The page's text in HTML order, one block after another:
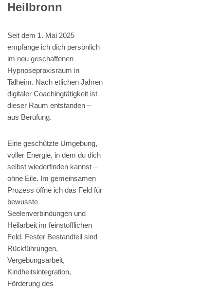
Heilbronn
Seit dem 1. Mai 2025
empfange ich dich persönlich
im neu geschaffenen
Hypnosepraxisraum in
Talheim. Nach etlichen Jahren
digitaler Coachingtätigkeit ist
dieser Raum entstanden –
aus Berufung.
Eine geschützte Umgebung,
voller Energie, in dem du dich
selbst wiederfinden kannst –
ohne Eile. Im gemeinsamen
Prozess öffne ich das Feld für
bewusste
Seelenverbindungen und
Heilarbeit im feinstofflichen
Feld. Fester Bestandteil sind
Rückführungen,
Vergebungsarbeit,
Kindheitsintegration,
Förderung des